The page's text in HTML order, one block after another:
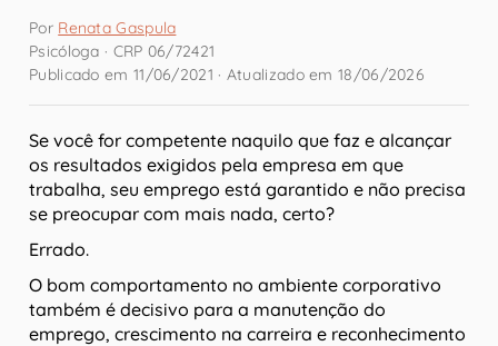
Por Renata Gaspula
Psicóloga · CRP 06/72421
Publicado em 11/06/2021 · Atualizado em 18/06/2026
Se você for competente naquilo que faz e alcançar
os resultados exigidos pela empresa em que
trabalha, seu emprego está garantido e não precisa
se preocupar com mais nada, certo?
Errado.
O bom comportamento no ambiente corporativo
também é decisivo para a manutenção do
emprego, crescimento na carreira e reconhecimento